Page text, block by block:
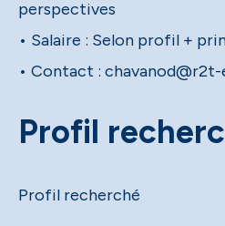
perspectives
• Salaire : Selon profil +
• Contact :
Profil
Profil recherché